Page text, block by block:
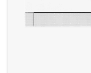
¿Qué es una
Nuestras